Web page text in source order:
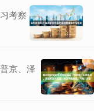
考察
京、泽